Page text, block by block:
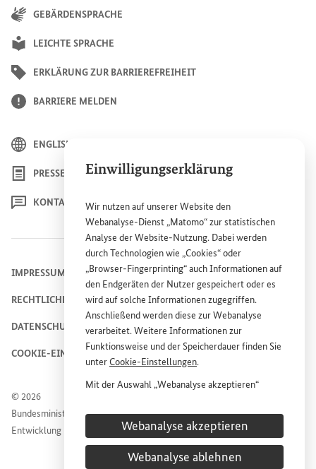
Einwilligungserklärung
Wir nutzen auf unsererWebsite den
Webanalyse-Dienst „Matomo“ zur statistischen
Analyse derWebsite-Nutzung. Dabei werden
durch Technologien wie „Cookies“ oder
„Browser-Fingerprinting“ auch Informationen auf
den Endgeräten der Nutzer gespeichert oder es
wird auf solche Informationen zugegriffen.
Anschließend werden diese zur Webanalyse
verarbeitet. Weitere Informationen zur
Funktionsweise und der Speicherdauer finden Sie
unterCookie-Einstellungen.
Mit der Auswahl „Webanalyse akzeptieren“
Dienstes „Matomo“ auf derWebsitedes
Bundesministeriums für wirtschaftliche
Entwicklung und Zusammenarbeit (BMZ) zu.
Diese Einwilligung ist freiwillig, für die Nutzung
Webanalyse akzeptieren
Webanalyse ablehnen
GEBÄRDENSPRACHE
LEICHTE SPRACHE
ERKLÄRUNG ZUR BARRIEREFREIHEIT
BARRIERE MELDEN
ENGLISH
PRESSE
KONTAKT
© 2026
Bundesministerium für wirtschaftliche Zusammenarbeit und
Entwicklung
IMPRESSUM
RECHTLICHE HINWEISE
DATENSCHUTZHINWEIS
COOKIE-EINSTELLUNGEN